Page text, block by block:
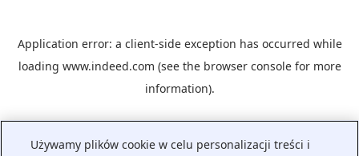
Application error: a client-side exception has occurred while
loading www.indeed.com (see the browser consolefor more
information).
Używamy plików cookie w celu personalizacji treści i